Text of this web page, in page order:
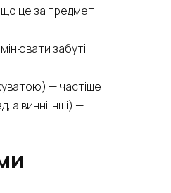
що це за предмет —
забуті
— частіше
винні інші) —